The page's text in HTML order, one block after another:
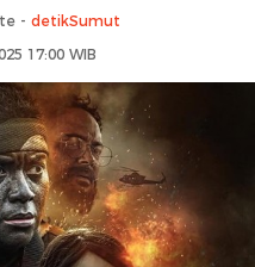
- detikSumut
17:00 WIB